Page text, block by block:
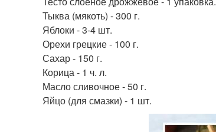
Тыква (мякоть) - 300 г.
Яблоки - 3-4 шт.
Орехи грецкие - 100 г.
Сахар - 150 г.
Корица - 1 ч. л.
Масло сливочное - 50 г.
Яйцо (для смазки) - 1 шт.